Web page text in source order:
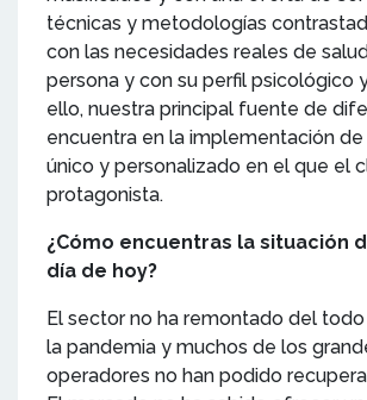
técnicas y metodologías
con las necesidades reales de
persona y con su perfil psicológico
ello, nuestra principal fuente de
encuentra en la implementación
único y personalizado en el que el
protagonista.
¿Cómo encuentras la situación
día de hoy?
El sector no ha remontado del
la pandemia y muchos de los
operadores no han podido